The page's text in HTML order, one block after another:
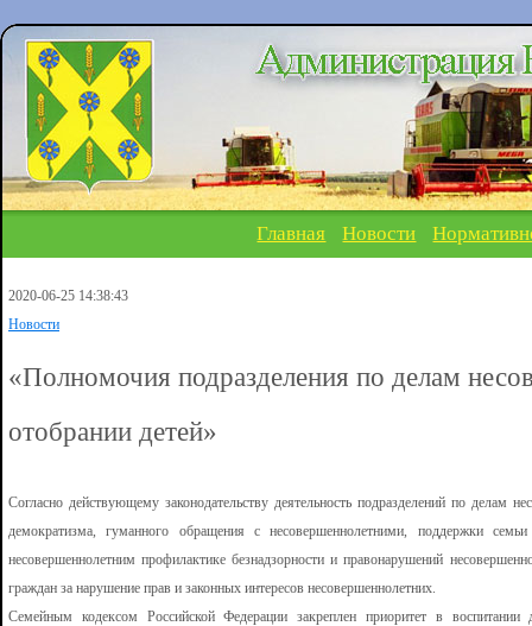
Главная Новости
2020-06-25 14:38:43
Новости
«Полномочия подразделения по делам
отобрании детей»
Согласно действующему законодательству деятельность подразделений по делам
демократизма, гуманного обращения с несовершеннолетними, поддержки
несовершеннолетним профилактике безнадзорности и правонарушений
граждан за нарушение прав и законных интересов несовершеннолетних.
Семейным кодексом Российской Федерации закреплен приоритет в